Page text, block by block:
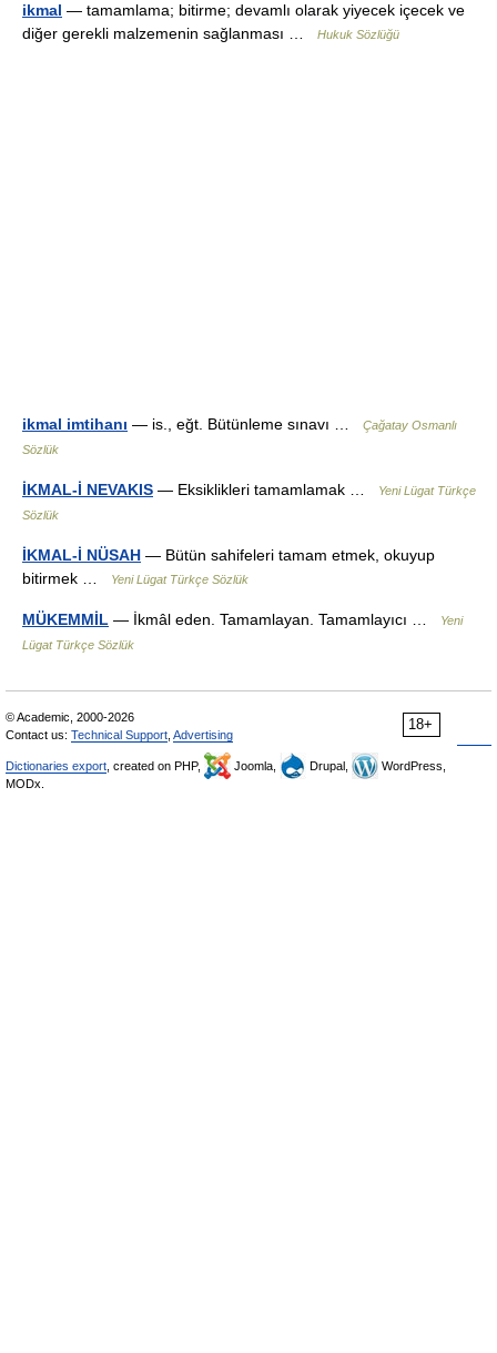
ikmal — tamamlama; bitirme; devamlı olarak yiyecek içecek ve
diğer gerekli malzemenin sağlanması …
Hukuk Sözlüğü
ikmal imtihanı — is., eğt. Bütünleme sınavı …
Çağatay Osmanlı
Sözlük
İKMAL-İ NEVAKIS — Eksiklikleri tamamlamak …
Yeni Lügat Türkçe
Sözlük
İKMAL-İ NÜSAH — Bütün sahifeleri tamam etmek, okuyup
bitirmek …
Yeni Lügat Türkçe Sözlük
MÜKEMMİL — İkmâl eden. Tamamlayan. Tamamlayıcı …
Yeni
Lügat Türkçe Sözlük
18+
© Academic, 2000-2026
Contact us: Technical Support Advertising
Dictionaries export , created on PHP, Joomla, Drupal,
WordPress,
MODx.